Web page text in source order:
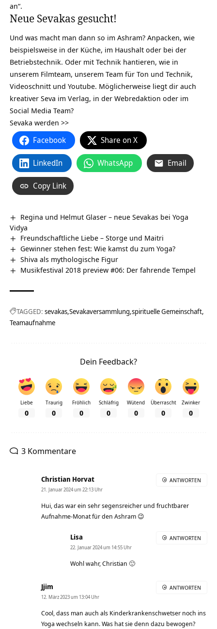
an“.
Neue Sevakas gesucht!
Und was macht man dann so im Ashram? Anpacken, wie
beispielsweise in der Küche, im Haushalt oder bei der
Betriebstechnik. Oder mit Technik hantieren, wie in
unserem Filmteam, unserem Team für Ton und Technik,
Videoschnitt und Youtube. Möglicherweise liegt dir auch
kreativer Seva im Verlag, in der Webredaktion oder im
Social Media Team?
Sevaka werden >>
Facebook Share on X
LinkedIn WhatsApp Email
Copy Link
Regina und Helmut Glaser – neue Sevakas bei Yoga
Vidya
Freundschaftliche Liebe – Storge und Maitri
Gewinner stehen fest: Wie kamst du zum Yoga?
Shiva als mythologische Figur
Musikfestival 2018 preview #06: Der fahrende Tempel
TAGGED: sevakas Sevakaversammlung spirituelle Gemeinschaft
Teamaufnahme
Dein Feedback?
Liebe
0
Traurig
0
Fröhlich
0
Schläfrig
0
Wütend
0
Überrascht
0
Zwinker
0
3 Kommentare
Christian Horvat
21. Januar 2024 um 22:13 Uhr
Hui, das war ein sehr segensreicher und fruchtbarer
Aufnahme-Monat für den Ashram 😉
ANTWORTEN
Lisa
22. Januar 2024 um 14:55 Uhr
Wohl wahr, Christian 🙂
ANTWORTEN
Jjim
12. März 2023 um 13:04 Uhr
Cool, dass man auch als Kinderkrankenschwetser noch ins
Yoga wechseln kann. Was hat sie denn dazu bewogen?
ANTWORTEN